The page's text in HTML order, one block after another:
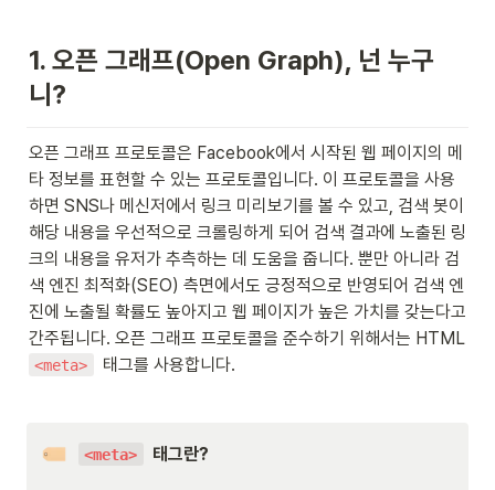
1. 오픈 그래프(Open Graph), 넌 누구
니?
오픈 그래프 프로토콜은 Facebook에서 시작된 웹 페이지의 메
타 정보를 표현할 수 있는 프로토콜입니다. 이 프로토콜을 사용
하면 SNS나 메신저에서 링크 미리보기를 볼 수 있고, 검색 봇이
해당 내용을 우선적으로 크롤링하게 되어 검색 결과에 노출된 링
크의 내용을 유저가 추측하는 데 도움을 줍니다. 뿐만 아니라 검
색 엔진 최적화(SEO) 측면에서도 긍정적으로 반영되어 검색 엔
진에 노출될 확률도 높아지고 웹 페이지가 높은 가치를 갖는다고
<meta>
  태그를 사용합니다.
<meta>
  태그란?